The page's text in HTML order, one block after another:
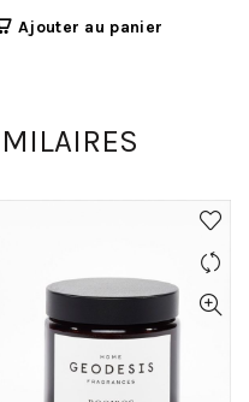
Ajouter au panier